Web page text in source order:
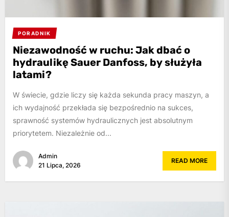
PORADNIK
Niezawodność w ruchu: Jak dbać o
hydraulikę Sauer Danfoss, by służyła
latami?
W świecie, gdzie liczy się każda sekunda pracy maszyn, a
ich wydajność przekłada się bezpośrednio na sukces,
sprawność systemów hydraulicznych jest absolutnym
priorytetem. Niezależnie od...
Admin
21 Lipca, 2026
READ MORE